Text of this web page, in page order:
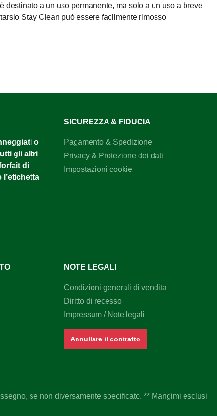
destinato a un uso permanente, ma solo a un uso a breve
Stay Clean può essere facilmente rimosso
o
gli altri
di
l’etichetta
SICUREZZA & FIDUCIA
Pagamento & Spedizione
Privacy & Protezione dei dati
Impostazioni cookie
NOTE LEGALI
Condizioni generali di vendita
Diritto di recesso
Impressum / Note legali
Annullare il contratto
se non diversamente specificato. ** Mangimi esclusi